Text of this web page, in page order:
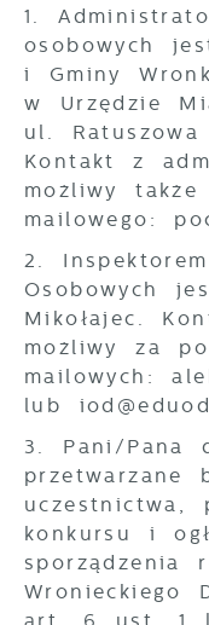
1.
osobowych
i Gminy
w Urzędzie
ul.
Kontakt z
możliwy
mailowego:
2.
Osobowych
Mikołajec.
możliwy za
mailowych:
lub
3. Pani/Pana
przetwarzane
uczestnictwa,
konkursu i
sporządzenia
Wronieckiego